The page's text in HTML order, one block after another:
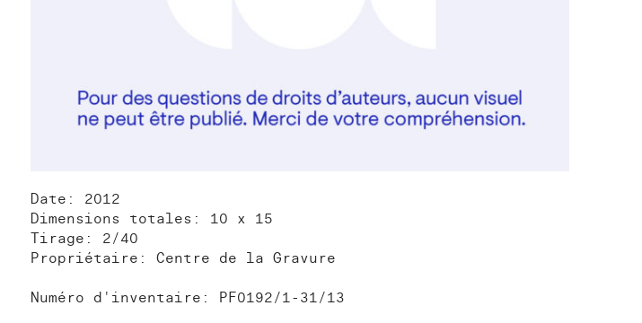
Date: 2012
Dimensions totales: 10 x 15
Tirage: 2/40
Propriétaire: Centre de la Gravure
Numéro d'inventaire: PF0192/1-31/13